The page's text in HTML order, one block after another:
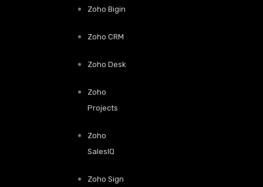
Zoho Bigin
Zoho CRM
Zoho Desk
Zoho
Projects
Zoho
SalesIQ
Zoho Sign